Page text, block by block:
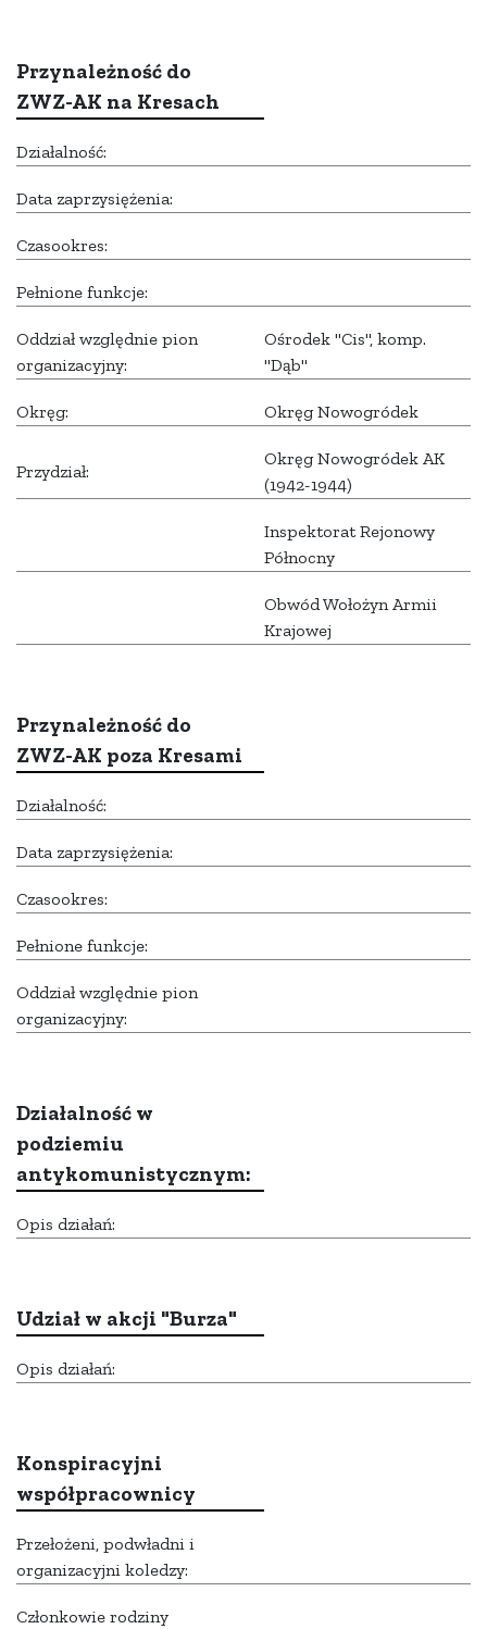
Przynależność do
ZWZ-AK na Kresach
Działalność:
Data zaprzysiężenia:
Czasookres:
Pełnione funkcje:
Oddział względnie pion
organizacyjny:
Ośrodek "Cis", komp.
"Dąb"
Okręg: Okręg Nowogródek
Przydział:
Okręg Nowogródek AK
(1942-1944)
Inspektorat Rejonowy
Północny
Obwód Wołożyn Armii
Krajowej
Przynależność do
ZWZ-AK poza Kresami
Działalność:
Data zaprzysiężenia:
Czasookres:
Pełnione funkcje:
Oddział względnie pion
organizacyjny:
Działalność w
podziemiu
antykomunistycznym:
Opis działań:
Udział w akcji "Burza"
Opis działań:
Konspiracyjni
współpracownicy
Przełożeni, podwładni i
organizacyjni koledzy:
Członkowie rodziny